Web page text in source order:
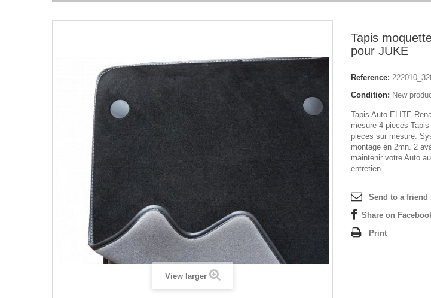
View larger
Tapis
pour JUKE
Reference:
Condition: New
Tapis Auto ELITE
mesure 4 pieces
pieces sur mesure.
montage en 2mn. 2
maintenir votre Auto
entretien.
Send to a friend
Share on
Print